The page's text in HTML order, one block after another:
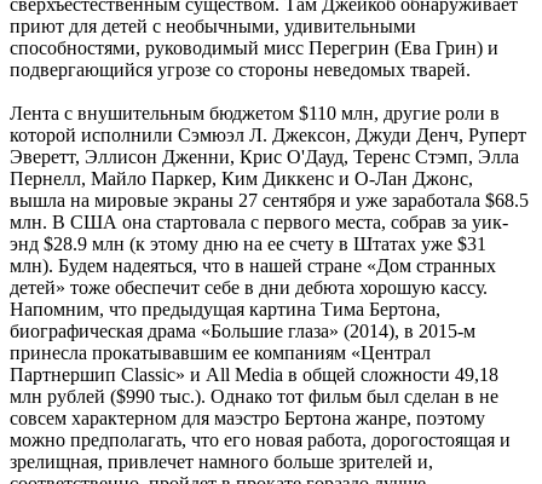
приют для детей с необычными, удивительными
способностями, руководимый мисс Перегрин (Ева Грин) и
подвергающийся угрозе со стороны неведомых тварей.
Лента с внушительным бюджетом $110 млн, другие роли в
которой исполнили Сэмюэл Л. Джексон, Джуди Денч, Руперт
Эверетт, Эллисон Дженни, Крис О'Дауд, Теренс Стэмп, Элла
Пернелл, Майло Паркер, Ким Диккенс и О-Лан Джонс,
вышла на мировые экраны 27 сентября и уже заработала $68.5
млн. В США она стартовала с первого места, собрав за уик-
энд $28.9 млн (к этому дню на ее счету в Штатах уже $31
млн). Будем надеяться, что в нашей стране «Дом странных
детей» тоже обеспечит себе в дни дебюта хорошую кассу.
Напомним, что предыдущая картина Тима Бертона,
биографическая драма «Большие глаза» (2014), в 2015-м
принесла прокатывавшим ее компаниям «Централ
Партнершип Classic» и All Media в общей сложности 49,18
млн рублей ($990 тыс.). Однако тот фильм был сделан в не
совсем характерном для маэстро Бертона жанре, поэтому
можно предполагать, что его новая работа, дорогостоящая и
зрелищная, привлечет намного больше зрителей и,